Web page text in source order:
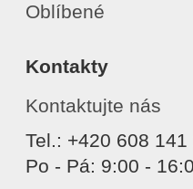
Oblíbené
Kontakty
Kontaktujte nás
Tel.: +420 608 141
Po - Pá: 9:00 -